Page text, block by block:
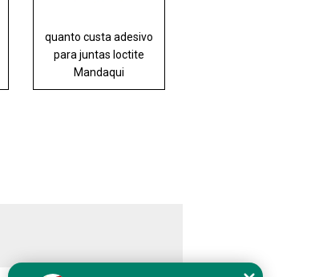
quanto custa adesivo
para juntas loctite
Mandaqui